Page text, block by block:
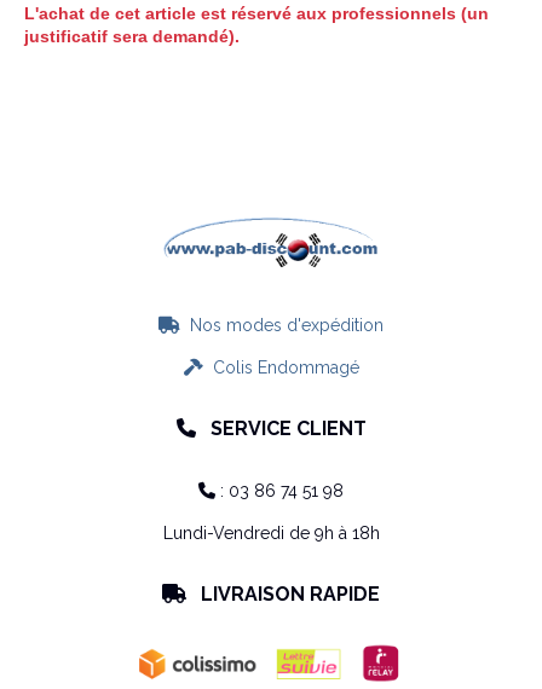
L'achat de cet article est réservé aux professionnels (un
justificatif sera demandé).
 Nos modes d'expédition
Colis Endommagé
 SERVICE CLIENT
 : 03 86 74 51 98
Lundi-Vendredi de 9h à 18h
 LIVRAISON RAPIDE